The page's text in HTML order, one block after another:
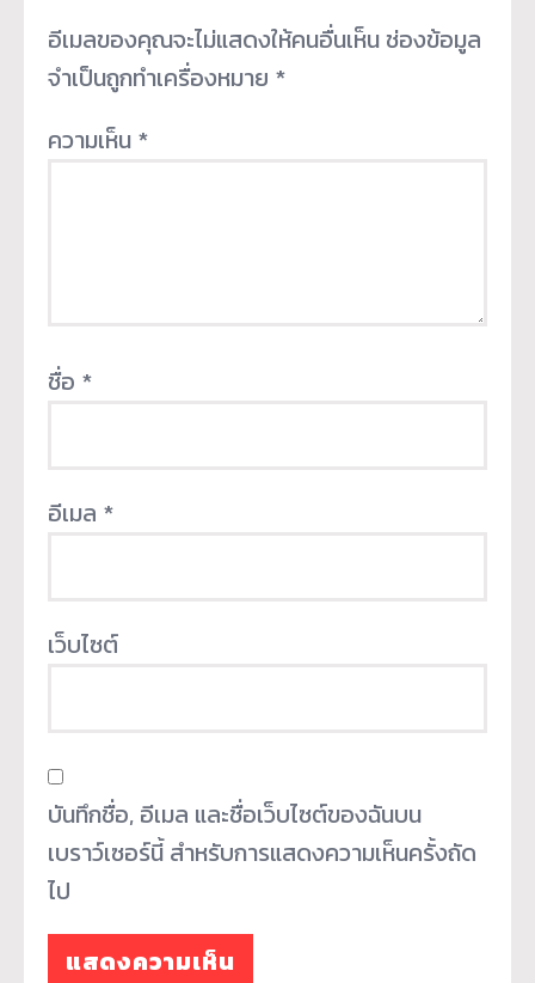
อีเมลของคุณจะไม่แสดงให้คนอื่นเห็น ช่องข้อมูล
จำเป็นถูกทำเครื่องหมาย *
ความเห็น *
ชื่อ *
อีเมล *
เว็บไซต์
บันทึกชื่อ, อีเมล และชื่อเว็บไซต์ของฉันบน
เบราว์เซอร์นี้ สำหรับการแสดงความเห็นครั้งถัด
ไป